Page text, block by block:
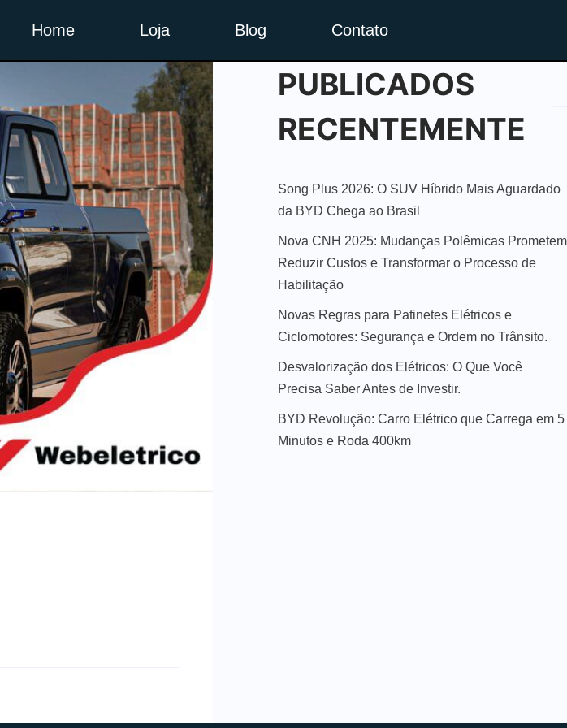
Home Loja Blog Contato
PUBLICADOS
RECENTEMENTE
Song Plus 2026: O SUV Híbrido Mais Aguardado
da BYD Chega ao Brasil
Nova CNH 2025: Mudanças Polêmicas Prometem
Reduzir Custos e Transformar o Processo de
Habilitação
Novas Regras para Patinetes Elétricos e
Ciclomotores: Segurança e Ordem no Trânsito.
Desvalorização dos Elétricos: O Que Você
Precisa Saber Antes de Investir.
BYD Revolução: Carro Elétrico que Carrega em 5
Minutos e Roda 400km